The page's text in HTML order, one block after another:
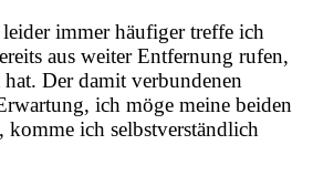
immer häufiger treffe ich
aus weiter Entfernung rufen,
Der damit verbundenen
ich möge meine beiden
ich selbstverständlich